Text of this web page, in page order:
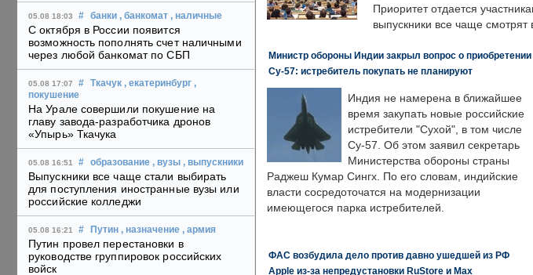
05.08 18:03 # банки , банкомат , наличные
С октября в России появится
возможность пополнять счет наличными
через любой банкомат по СБП
05.08 17:07 # Ткачук , екатеринбург ,
покушение
На Урале совершили покушение на
главу завода-разработчика дронов
«Упырь» Ткачука
05.08 16:51 # образование , вузы , выпускники
Выпускники все чаще стали выбирать
для поступления иностранные вузы или
российские колледжи
05.08 16:21 # Путин , назначение , армия
Путин провел перестановки в
руководстве группировок российских
войск
Приоритет отдается
выпускники все чаще
Министр обороны Индии закрыл вопрос о приобретении
Су-57: истребитель покупать не планируют
Индия не намерена в ближайшее
время закупать новые российские
истребители "Сухой", в том числе
Су-57. Об этом заявил секретарь
Министерства обороны страны
Раджеш Кумар Сингх. По его словам, индийские
власти сосредоточатся на модернизации
имеющегося парка истребителей.
ФАС возбудила дело против давно ушедшей из РФ
Apple из-за непредустановки RuStore и Max